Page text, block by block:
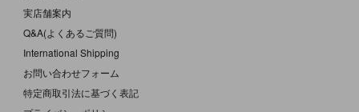
実店舗案内
Q&A(よくあるご質問)
International Shipping
お問い合わせフォーム
特定商取引法に基づく表記